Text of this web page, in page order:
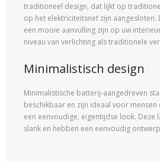
traditioneel design, dat lijkt op
op het elektriciteitsnet zijn aangesloten.
een mooie aanvulling zijn op uw
niveau van verlichting als traditionele
Minimalistisch design
Minimalistische batterij-aangedreven
beschikbaar en zijn ideaal voor
een eenvoudige, eigentijdse look. Deze
slank en hebben een eenvoudig